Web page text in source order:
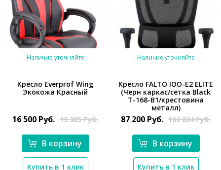
*}
Наличие уточняйте
Кресло Everprof Wing
Экокожа Красный
16 500 Руб. 19 305Руб.
В корзину
Купить в 1 клик
Наличие уточняйте
Кресло FALTO IOO-E2 ELITE
(Черн каркас/сетка Black
T-168-B1/крестовина
металл)
87 200 Руб. 102 024Руб.
В корзину
Купить в 1 клик